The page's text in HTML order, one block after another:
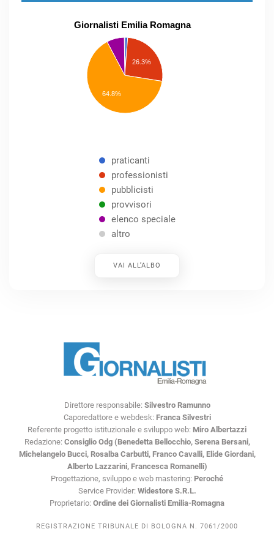
Giornalisti Emilia Romagna
26.3%
64.8%
praticanti
professionisti
pubblicisti
provvisori
elenco speciale
altro
VAI ALL’ALBO
Direttore responsabile: Silvestro Ramunno
Caporedattore e webdesk: Franca Silvestri
Referente progetto istituzionale e sviluppo web: Miro Albertazzi
Redazione: Consiglio Odg (Benedetta Bellocchio, Serena Bersani,
Michelangelo Bucci, Rosalba Carbutti, Franco Cavalli, Elide Giordani,
Alberto Lazzarini, Francesca Romanelli)
Progettazione, sviluppo e web mastering: Peroché
Service Provider: Widestore S.R.L.
Proprietario: Ordine dei Giornalisti Emilia-Romagna
REGISTRAZIONE TRIBUNALE DI BOLOGNA N. 7061/2000